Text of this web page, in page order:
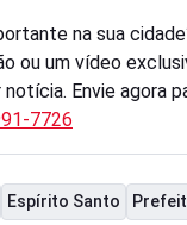
na sua
ou um vídeo
Envie agora
7726
Espírito Santo